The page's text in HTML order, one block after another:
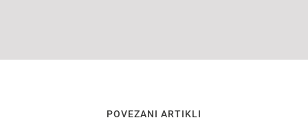
POVEZANI ARTIKLI